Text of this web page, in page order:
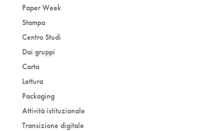
Paper Week
Stampa
Centro Studi
Dai gruppi
Carta
Lettura
Packaging
Attività istituzionale
Transizione digitale